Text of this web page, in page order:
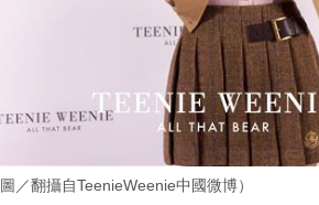
／翻攝自TeenieWeenie中國微博）